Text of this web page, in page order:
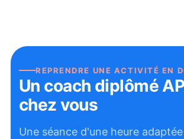
REPRENDRE UNE ACTIVITÉ EN
Un coach diplômé
chez vous
Une séance d'une heure